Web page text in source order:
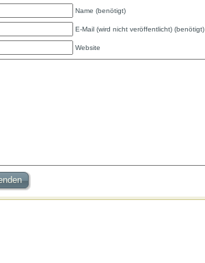
Name (benötigt)
E-Mail (wird nicht veröffentlicht) (benötigt)
Website